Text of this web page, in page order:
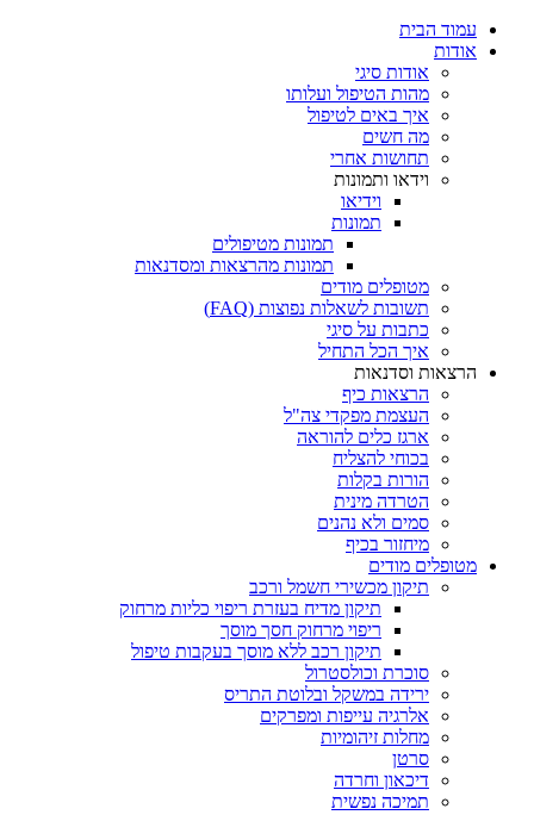
עמוד הבית
אודות
אודות סיגי
מהות הטיפול ועלותו
איך באים לטיפול
מה חשים
תחושות אחרי
וידאו ותמונות
וידיאו
תמונות
תמונות מטיפולים
תמונות מהרצאות ומסדנאות
מטופלים מודים
תשובות לשאלות נפוצות (FAQ)
כתבות על סיגי
איך הכל התחיל
הרצאות וסדנאות
הרצאות כיף
העצמת מפקדי צה"ל
ארגז כלים להוראה
בכוחי להצליח
הורות בקלות
הטרדה מינית
סמים ולא נהנים
מיחזור בכיף
מטופלים מודים
תיקון מכשירי חשמל ורכב
תיקון מדיח בעזרת ריפוי כליות מרחוק
ריפוי מרחוק חסך מוסך
תיקון רכב ללא מוסך בעקבות טיפול
סוכרת וכולסטרול
ירידה במשקל ובלוטת התריס
אלרגיה עייפות ומפרקים
מחלות זיהומיות
סרטן
דיכאון וחרדה
תמיכה נפשית